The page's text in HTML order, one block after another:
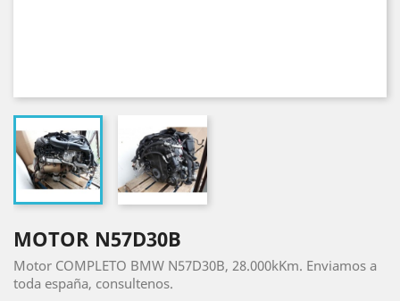
MOTOR N57D30B
Motor COMPLETO BMW N57D30B, 28.000kKm. Enviamos a
toda españa, consultenos.